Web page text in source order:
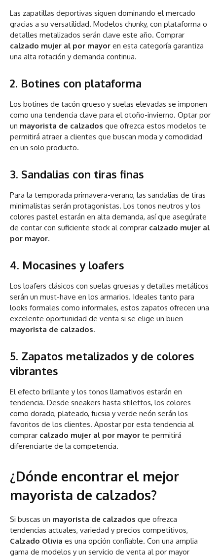
Las zapatillas deportivas siguen dominando el mercado
gracias a su versatilidad. Modelos chunky, con plataforma o
detalles metalizados serán clave este año. Comprar
calzado mujer al por mayor en esta categoría garantiza
una alta rotación y demanda continua.
2. Botines con plataforma
Los botines de tacón grueso y suelas elevadas se imponen
como una tendencia clave para el otoño-invierno. Optar por
un mayorista de calzados que ofrezca estos modelos te
permitirá atraer a clientes que buscan moda y comodidad
en un solo producto.
3. Sandalias con tiras finas
Para la temporada primavera-verano, las sandalias de tiras
minimalistas serán protagonistas. Los tonos neutros y los
colores pastel estarán en alta demanda, así que asegúrate
de contar con suficiente stock al comprar calzado mujer al
por mayor.
4. Mocasines y loafers
Los loafers clásicos con suelas gruesas y detalles metálicos
serán un must-have en los armarios. Ideales tanto para
looks formales como informales, estos zapatos ofrecen una
excelente oportunidad de venta si se elige un buen
mayorista de calzados.
5. Zapatos metalizados y de colores
vibrantes
El efecto brillante y los tonos llamativos estarán en
tendencia. Desde sneakers hasta stilettos, los colores
como dorado, plateado, fucsia y verde neón serán los
favoritos de los clientes. Apostar por esta tendencia al
comprar calzado mujer al por mayor te permitirá
diferenciarte de la competencia.
¿Dónde encontrar el mejor
mayorista de calzados?
Si buscas un mayorista de calzados que ofrezca
tendencias actuales, variedad y precios competitivos,
Calzado Olivia es una opción confiable. Con una amplia
gama de modelos y un servicio de venta al por mayor